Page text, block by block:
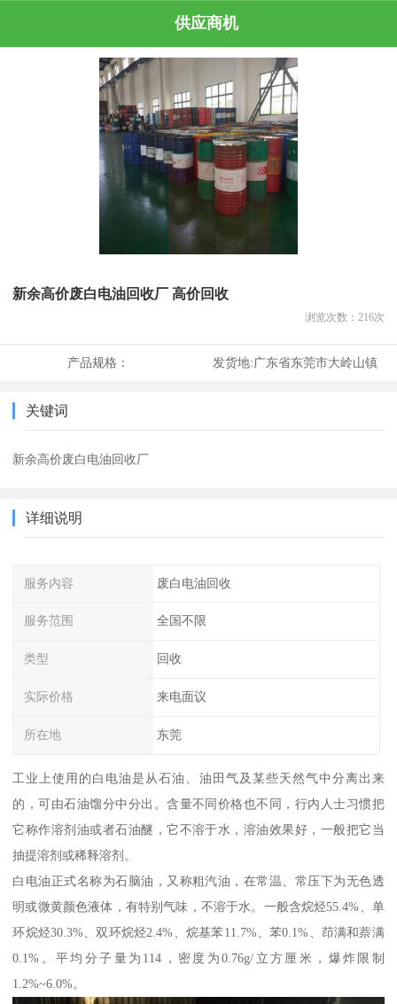
供应商机
新余高价废白电油回收厂 高价回收
浏览次数： 216次
产品规格： 发货地:广东省东莞市大岭山镇
关键词
新余高价废白电油回收厂
详细说明
服务内容 废白电油回收
服务范围 全国不限
类型 回收
实际价格 来电面议
所在地 东莞
工业上使用的白电油是从石油、油田气及某些天然气中分离出来
的，可由石油馏分中分出。含量不同价格也不同，行内人士习惯把
它称作溶剂油或者石油醚，它不溶于水，溶油效果好，一般把它当
抽提溶剂或稀释溶剂。
白电油正式名称为石脑油，又称粗汽油，在常温、常压下为无色透
明或微黄颜色液体，有特别气味，不溶于水。一般含烷烃55.4%、单
环烷烃30.3%、双环烷烃2.4%、烷基苯11.7%、苯0.1%、茚满和萘满
0.1%。平均分子量为114，密度为0.76g/立方厘米，爆炸限制
1.2%~6.0%。